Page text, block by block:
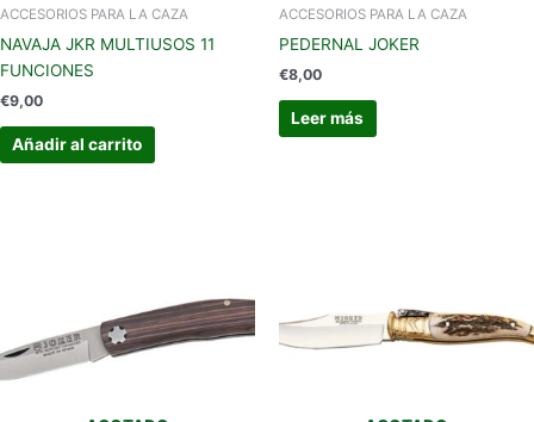
ACCESORIOS PARA LA CAZA
NAVAJA JKR MULTIUSOS 11
FUNCIONES
€9,00
Añadir al carrito
ACCESORIOS PARA LA CAZA
PEDERNAL JOKER
€8,00
Leer más